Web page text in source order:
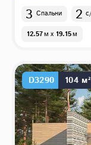
3 Спальни 2
12.57м x 19.15м
D3290 104 м²